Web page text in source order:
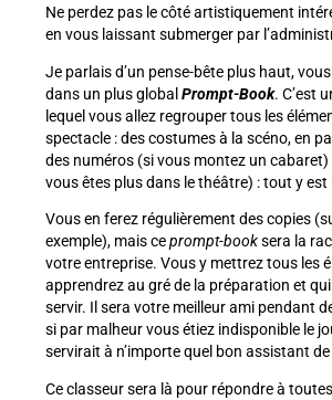
Ne perdez pas le côté artistiquement
en vous laissant submerger par
Je parlais d’un pense-bête plus haut,
dans un plus global Prompt-Book. C’est
lequel vous allez regrouper tous les
spectacle : des costumes à la scéno, en
des numéros (si vous montez un cabaret)
vous êtes plus dans le théâtre) : tout y est
Vous en ferez régulièrement des copies
exemple), mais ceprompt-booksera la
votre entreprise. Vous y mettrez tous les
apprendrez au gré de la préparation et
servir. Il sera votre meilleur ami pendant
si par malheur vous étiez indisponible le
servirait à n’importe quel bon assistant
Ce classeur sera là pour répondre à